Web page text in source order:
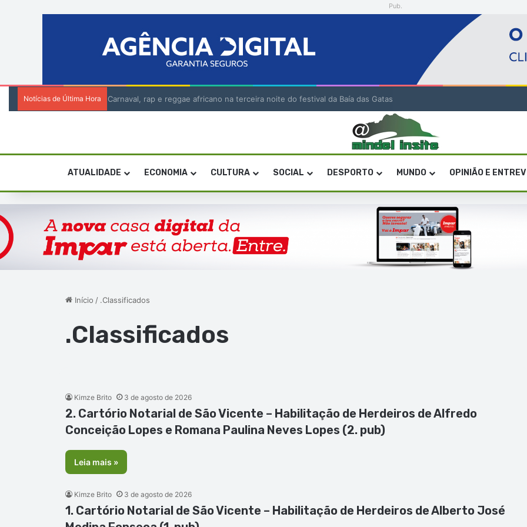
Pub.
Notícias de Última Hora Batuque conquista Campeonato Nacional Sub-19 com golo de Erickson no prolongamento
ATUALIDADE ECONOMIA CULTURA SOCIAL DESPORTO MUNDO OPINIÃO E
Início / .Classificados
.Classificados
Kimze Brito 3 de agosto de 2026
2. Cartório Notarial de São Vicente – Habilitação de Herdeiros de Alfredo
Conceição Lopes e Romana Paulina Neves Lopes (2. pub)
Leia mais »
Kimze Brito 3 de agosto de 2026
1. Cartório Notarial de São Vicente – Habilitação de Herdeiros de Alberto José